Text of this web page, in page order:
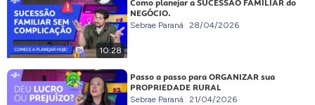
10:28
Como planejar a SUCESSÃO FAMILIAR do
NEGÓCIO.
Sebrae Paraná 28/04/2026
Passo a passo para ORGANIZAR sua
PROPRIEDADE RURAL
Sebrae Paraná 21/04/2026